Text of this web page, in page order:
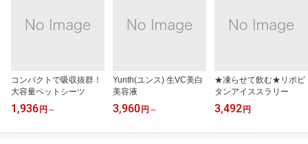
コンパクトで吸収抜群！
大容量ペットシーツ
1,936 円 ～
Yunth(ユンス) 生VC美白
美容液
3,960 円 ～
★凍らせて飲む★リポビ
タンアイススラリー
3,492 円